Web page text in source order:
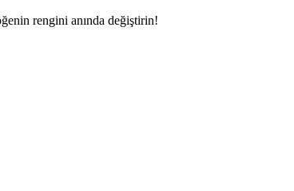
rengini anında değiştirin!